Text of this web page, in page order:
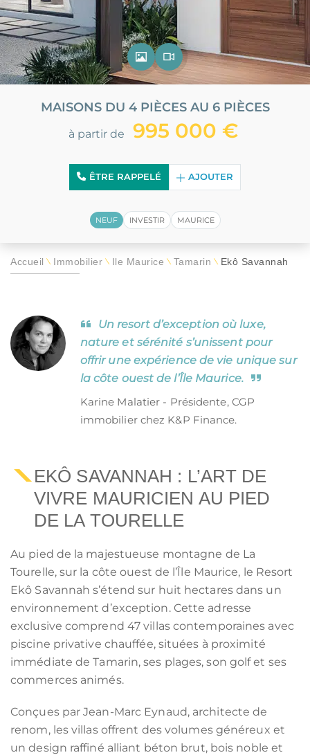
MAISONS DU 4 PIÈCES AU 6 PIÈCES
à partir de 995 000 €
ÊTRE RAPPELÉ AJOUTER
NEUF INVESTIR MAURICE
Accueil \ Immobilier \ Île Maurice \ Tamarin \ Ekô Savannah
Un resort d’exception où luxe,
nature et sérénité s’unissent pour
offrir une expérience de vie unique sur
la côte ouest de l’Île Maurice.
Karine Malatier - Présidente, CGP
immobilier chez K&P Finance.
EKÔ SAVANNAH : L’ART DE
VIVRE MAURICIEN AU PIED
DE LA TOURELLE
Au pied de la majestueuse montagne de La
Tourelle, sur la côte ouest de l’Île Maurice, le Resort
Ekô Savannah s’étend sur huit hectares dans un
environnement d’exception. Cette adresse
exclusive comprend 47 villas contemporaines avec
piscine privative chauffée, situées à proximité
immédiate de Tamarin, ses plages, son golf et ses
commerces animés.
Conçues par Jean-Marc Eynaud, architecte de
renom, les villas offrent des volumes généreux et
un design raffiné alliant béton brut, bois noble et